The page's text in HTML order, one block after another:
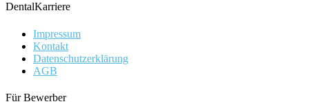
DentalKarriere
Impressum
Kontakt
Datenschutzerklärung
AGB
Für Bewerber